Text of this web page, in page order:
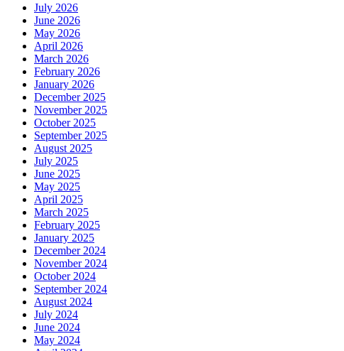
July 2026
June 2026
May 2026
April 2026
March 2026
February 2026
January 2026
December 2025
November 2025
October 2025
September 2025
August 2025
July 2025
June 2025
May 2025
April 2025
March 2025
February 2025
January 2025
December 2024
November 2024
October 2024
September 2024
August 2024
July 2024
June 2024
May 2024